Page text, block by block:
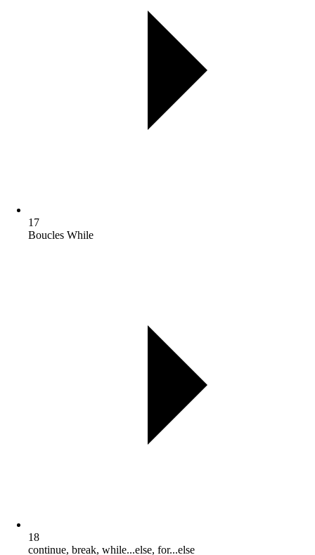
17
Boucles While
18
continue, break, while...else, for...else